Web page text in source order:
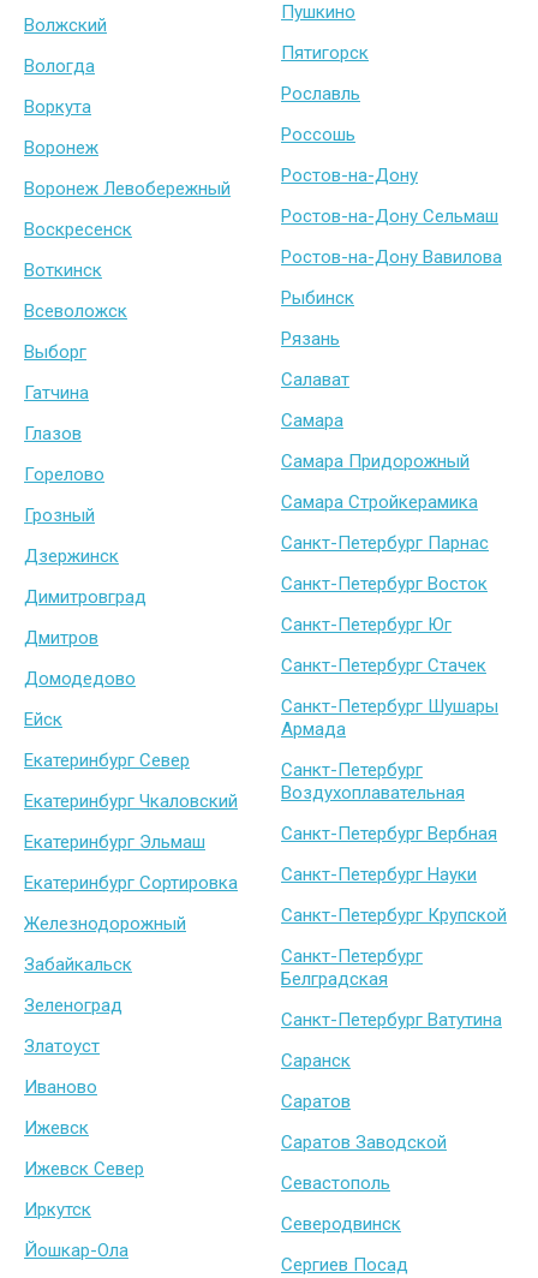
Волжский
Вологда
Воркута
Воронеж
Воронеж Левобережный
Воскресенск
Воткинск
Всеволожск
Выборг
Гатчина
Глазов
Горелово
Грозный
Дзержинск
Димитровград
Дмитров
Домодедово
Ейск
Екатеринбург Север
Екатеринбург Чкаловский
Екатеринбург Эльмаш
Екатеринбург Сортировка
Железнодорожный
Забайкальск
Зеленоград
Златоуст
Иваново
Ижевск
Ижевск Север
Иркутск
Йошкар-Ола
Пушкино
Пятигорск
Рославль
Россошь
Ростов-на-Дону
Ростов-на-Дону Сельмаш
Ростов-на-Дону Вавилова
Рыбинск
Рязань
Салават
Самара
Самара Придорожный
Самара Стройкерамика
Санкт-Петербург Парнас
Санкт-Петербург Восток
Санкт-Петербург Юг
Санкт-Петербург Стачек
Санкт-Петербург Шушары
Армада
Санкт-Петербург
Воздухоплавательная
Санкт-Петербург Вербная
Санкт-Петербург Науки
Санкт-Петербург Крупской
Санкт-Петербург
Белградская
Санкт-Петербург Ватутина
Саранск
Саратов
Саратов Заводской
Севастополь
Северодвинск
Сергиев Посад